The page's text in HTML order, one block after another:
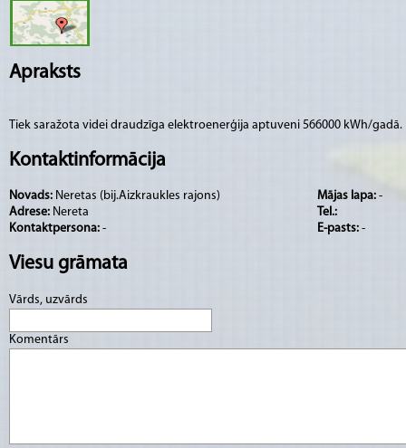
Apraksts
Tiek saražota videi draudzīga elektroenerģija aptuveni 566000 kWh/gadā.
Kontaktinformācija
Novads: Neretas (bij.Aizkraukles rajons)
Adrese: Nereta
Kontaktpersona: -
Mājas lapa: -
Tel.:
E-pasts: -
Viesu grāmata
Vārds, uzvārds
Komentārs